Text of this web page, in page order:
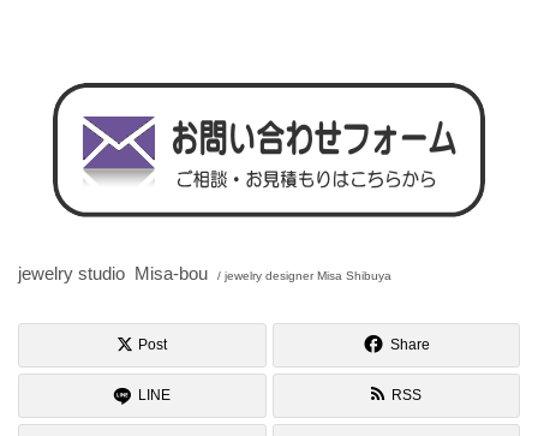
jewelry studio Misa-bou / jewelry designer Misa Shibuya
Post Share
LINE RSS